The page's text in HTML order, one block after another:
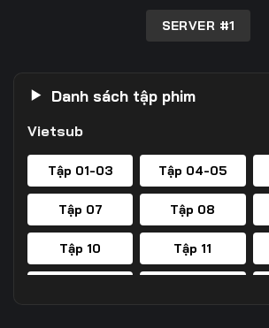
SERVER #1
Danh sách tập phim
Vietsub
Tập 01-03 Tập 04-05
Tập 07 Tập 08
Tập 10 Tập 11